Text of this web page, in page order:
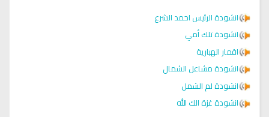
انشودة الرئيس احمد الشرع
انشودة تلك أمي
اقمار الهبارية
انشودة مشاعل الشمال
انشودة لم الشمل
انشودة غزة الك الله